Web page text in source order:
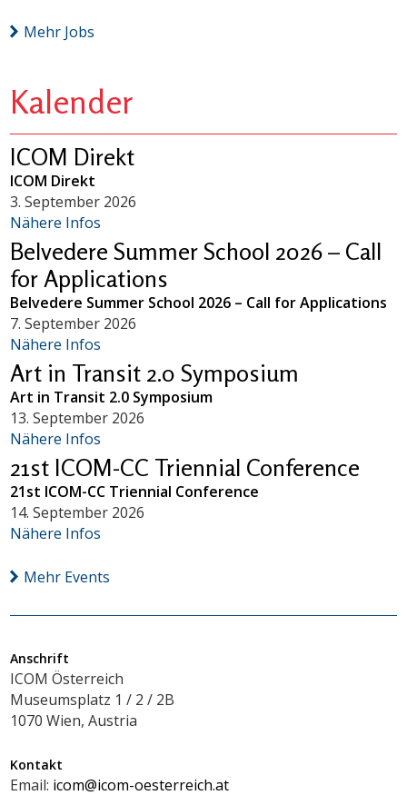
Mehr Jobs
Kalender
ICOM Direkt
ICOM Direkt
3. September 2026
Nähere Infos
Belvedere Summer School 2026 – Call
for Applications
Belvedere Summer School 2026 – Call for Applications
7. September 2026
Nähere Infos
Art in Transit 2.0 Symposium
Art in Transit 2.0 Symposium
13. September 2026
Nähere Infos
21st ICOM-CC Triennial Conference
21st ICOM-CC Triennial Conference
14. September 2026
Nähere Infos
Mehr Events
Anschrift
ICOM Österreich
Museumsplatz 1 / 2 / 2B
1070 Wien, Austria
Kontakt
Email: icom@icom-oesterreich.at